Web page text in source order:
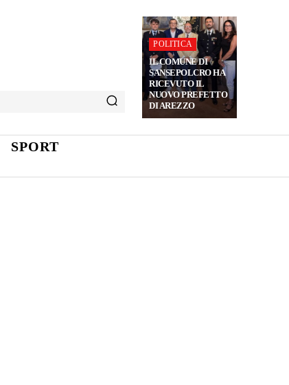
POLITICA
IL COMUNE DI
SANSEPOLCRO HA
RICEVUTO IL
NUOVO PREFETTO
DI AREZZO
SPORT